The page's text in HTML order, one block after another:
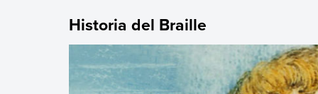
Historia del Braille